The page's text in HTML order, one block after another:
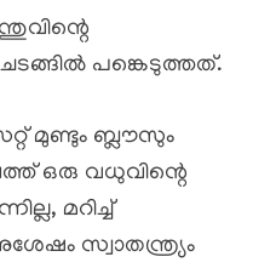
പങ്കെടുത്തത്.
മുണ്ടും ബ്ലൗസും
ഒരു വധുവിന്റെ
മറിച്ച്
സ്വാതന്ത്ര്യം